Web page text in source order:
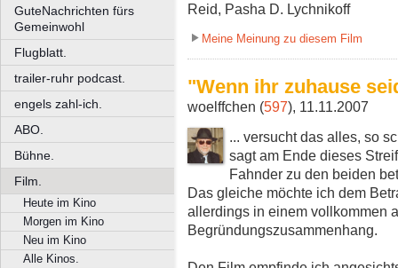
GuteNachrichten fürs
Gemeinwohl
Flugblatt.
trailer-ruhr podcast.
engels zahl-ich.
ABO.
Bühne.
Film.
Heute im Kino
Morgen im Kino
Neu im Kino
Alle Kinos.
Reid, Pasha D. Lychnikoff
Meine Meinung zu diesem Film
"Wenn ihr zuhause
woelffchen (597), 11.11.2007
... versucht das alles, so
sagt am Ende dieses
Fahnder zu den beiden
Das gleiche möchte ich dem
allerdings in einem vollkommen
Begründungszusammenhang.